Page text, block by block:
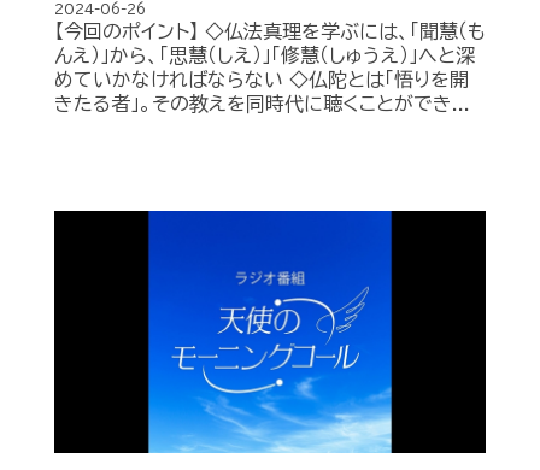
2024-06-26
【今回のポイント】 ◇仏法真理を学ぶには、「聞慧（も
んえ）」から、「思慧（しえ）」「修慧（しゅうえ）」へと深
めていかなければならない ◇仏陀とは「悟りを開
きたる者」。その教えを同時代に聴くことができ...